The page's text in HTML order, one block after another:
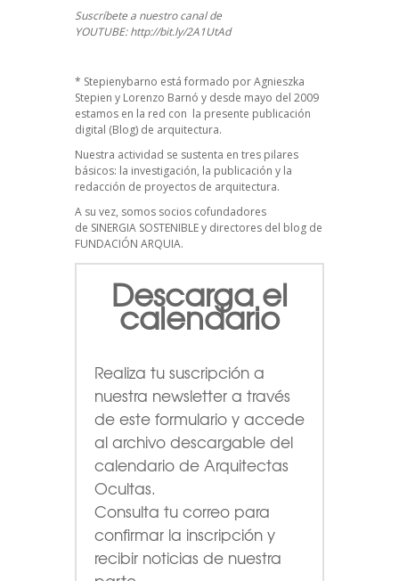
Suscríbete a nuestro canal de
YOUTUBE:http://bit.ly/2A1UtAd
* Stepienybarno está formado por Agnieszka
Stepien y Lorenzo Barnó y desde mayo del 2009
estamos en la red con la presente publicación
digital (Blog) de arquitectura.
Nuestra actividad se sustenta en tres pilares
básicos: la investigación, la publicación y la
redacción de proyectos de arquitectura.
A su vez, somos socios cofundadores
de SINERGIA SOSTENIBLEy directores del blog de
FUNDACIÓN ARQUIA.
Descarga el
calendario
Realiza tu suscripción a
nuestra newsletter a través
de este formulario y accede
al archivo descargable del
calendario de Arquitectas
Ocultas.
Consulta tu correo para
confirmar la inscripción y
recibir noticias de nuestra